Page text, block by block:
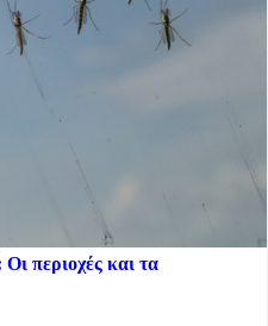
περιοχές και τα